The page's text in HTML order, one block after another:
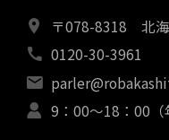
〒078-8318 北海
0120-30-3961
9：00〜18：00（